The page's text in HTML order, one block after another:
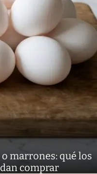
marrones: qué los
comprar